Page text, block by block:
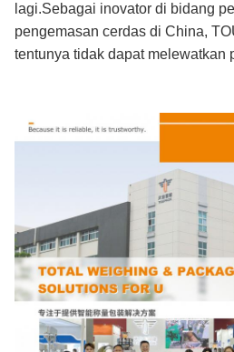
lagi.Sebagai inovator di bidang
pengemasan cerdas di China,
tentunya tidak dapat melewatkan